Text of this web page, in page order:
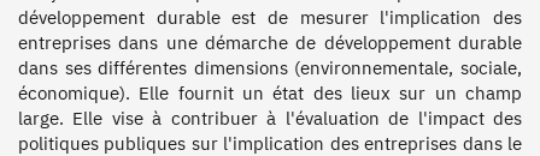
développement durable est de mesurer l'implication des
entreprises dans une démarche de développement durable
dans ses différentes dimensions (environnementale, sociale,
économique). Elle fournit un état des lieux sur un champ
large. Elle vise à contribuer à l'évaluation de l'impact des
politiques publiques sur l'implication des entreprises dans le